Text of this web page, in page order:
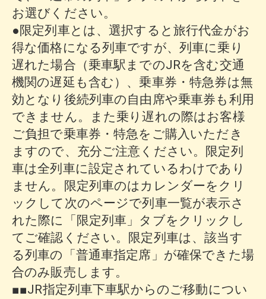
お選びください。
●限定列車とは、選択すると旅行代金がお
得な価格になる列車ですが、列車に乗り
遅れた場合（乗車駅までのJRを含む交通
機関の遅延も含む）、乗車券・特急券は無
効となり後続列車の自由席や乗車券も利用
できません。また乗り遅れの際はお客様
ご負担で乗車券・特急をご購入いただき
ますので、充分ご注意ください。限定列
車は全列車に設定されているわけであり
ません。限定列車のはカレンダーをクリ
ックして次のページで列車一覧が表示さ
れた際に「限定列車」タブをクリックし
てご確認ください。限定列車は、該当す
る列車の「普通車指定席」が確保できた場
合のみ販売します。
■■JR指定列車下車駅からのご移動につい